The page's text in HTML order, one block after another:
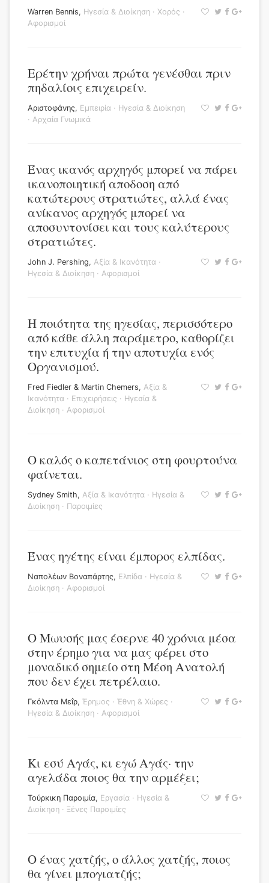
Warren Bennis, Ηγεσία & Διοίκηση · Χορός ·
Αφορισμοί
Ερέτην χρήναι πρώτα γενέσθαι πριν
πηδαλίοις επιχειρείν.
Αριστοφάνης, Εμπειρία · Ηγεσία & Διοίκηση
· Αρχαία Γνωμικά
Ένας ικανός αρχηγός μπορεί να πάρει
ικανοποιητική αποδοση από
κατώτερους στρατιώτες, αλλά ένας
ανίκανος αρχηγός μπορεί να
αποσυντονίσει και τους καλύτερους
στρατιώτες.
John J. Pershing, Αξία & Ικανότητα ·
Ηγεσία & Διοίκηση · Αφορισμοί
Η ποιότητα της ηγεσίας, περισσότερο
από κάθε άλλη παράμετρο, καθορίζει
την επιτυχία ή την αποτυχία ενός
Οργανισμού.
Fred Fiedler & Martin Chemers, Αξία &
Ικανότητα · Επιχειρήσεις · Ηγεσία &
Διοίκηση · Αφορισμοί
Ο καλός ο καπετάνιος στη φουρτούνα
φαίνεται.
Sydney Smith, Αξία & Ικανότητα · Ηγεσία &
Διοίκηση · Παροιμίες
Ένας ηγέτης είναι έμπορος ελπίδας.
Ναπολέων Βοναπάρτης, Ελπίδα · Ηγεσία &
Διοίκηση · Αφορισμοί
Ο Μωυσής μας έσερνε 40 χρόνια μέσα
στην έρημο για να μας φέρει στο
μοναδικό σημείο στη Μέση Ανατολή
που δεν έχει πετρέλαιο.
Γκόλντα Μεΐρ, Έρημος · Έθνη & Χώρες ·
Ηγεσία & Διοίκηση · Αφορισμοί
Κι εσύ Αγάς, κι εγώ Αγάς· την
αγελάδα ποιος θα την αρμέξει;
Τούρκικη Παροιμία, Εργασία · Ηγεσία &
Διοίκηση · Ξένες Παροιμίες
Ο ένας χατζής, ο άλλος χατζής, ποιος
θα γίνει μπογιατζής;